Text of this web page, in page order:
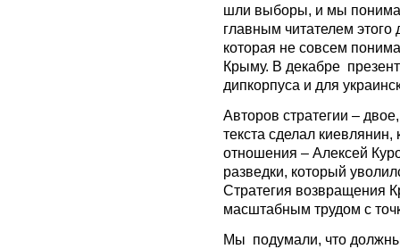
шли выборы, и мы
главным читателем этого
которая не совсем
Крыму. В декабре
дипкорпуса и для
Авторов стратегии –
текста сделал
отношения – Алексей
разведки, который
Стратегия возвращения
масштабным трудом с
Мы подумали, что должны